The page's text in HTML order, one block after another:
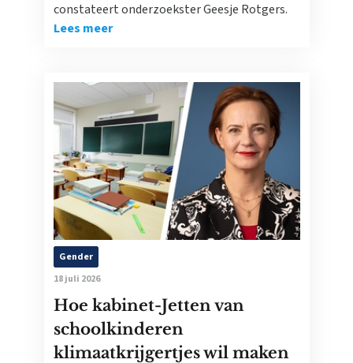
constateert onderzoekster Geesje Rotgers.
Lees meer
Gender
18 juli 2026
Hoe kabinet-Jetten van
schoolkinderen
klimaatkrijgertjes wil maken